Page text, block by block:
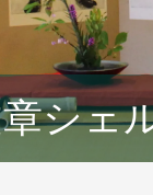
シェ